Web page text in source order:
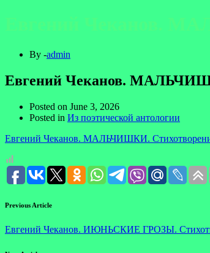
By -admin
Евгений Чеканов.
Posted on June 3, 2026
Posted in Из поэтической антологии
Евгений Чеканов. МАЛЬЧИШКИ.
Previous Article
Евгений Чеканов. ИЮНЬСКИЕ ГРОЗЫ.